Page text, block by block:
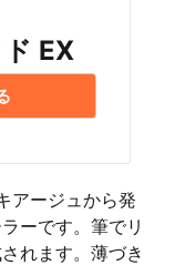
EX
アージュから発
ーです。筆でリ
れます。薄づき